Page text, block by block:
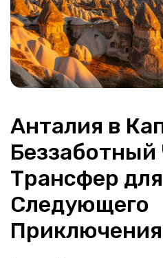
Анталия в
Трансфер
Следующего
Приключения